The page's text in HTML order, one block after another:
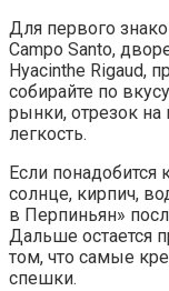
Для первого
Campo Santo,
Hyacinthe Rigaud,
собирайте по
рынки, отрезок на
легкость.
Если понадобится
солнце, кирпич,
в Перпиньян»
Дальше остается
том, что самые
спешки.